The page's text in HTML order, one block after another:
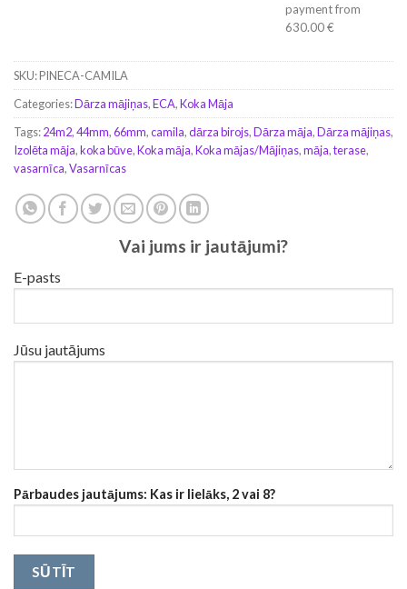
payment from
630.00 €
SKU:PINECA-CAMILA
Categories:Dārza mājiņas,ECA,Koka Māja
Tags:24m2,44mm,66mm,camila,dārza birojs,Dārza māja,Dārza mājiņas,
Izolēta māja,koka būve,Koka māja,Koka mājas/Mājiņas,māja,terase,
vasarnīca,Vasarnīcas
Vai jums ir jautājumi?
E-pasts
Jūsu jautājums
Pārbaudes jautājums: Kas ir lielāks, 2 vai 8?